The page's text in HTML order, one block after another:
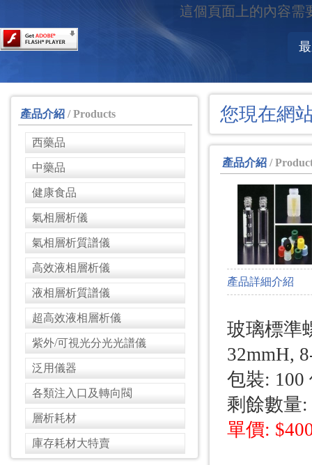
這個頁面上的內容需
產品介紹 / Products
西藥品
中藥品
健康食品
氣相層析儀
氣相層析質譜儀
高效液相層析儀
液相層析質譜儀
超高效液相層析儀
紫外/可視光分光光譜儀
泛用儀器
各類注入口及轉向閥
層析耗材
庫存耗材大特賣
您現在網
產品介紹 /
產品詳細介紹
玻璃標準
32mmH,
包裝: 100
剩餘數量:
單價: